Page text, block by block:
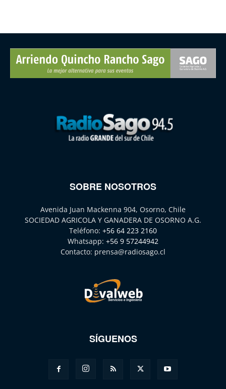
SOBRE NOSOTROS
Avenida Juan Mackenna 904, Osorno, Chile
SOCIEDAD AGRICOLA Y GANADERA DE OSORNO A.G.
Teléfono: +56 64 223 2160
Whatsapp: +56 9 57244942
Contacto: prensa@radiosago.cl
SÍGUENOS